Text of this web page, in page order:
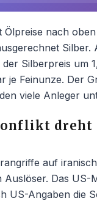
Ölpreise nach
Silber.
Silberpreis um
je Feinunze. Der
viele Anleger
dreht
auf
Das US-
US-Angaben die